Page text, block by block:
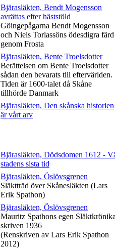
Bjärasläkten, Bendt Mogensson
avrättas efter häststöld
Göingepågarna Bendt Mogensson
och Niels Torlassöns ödesdigra färd
genom Frosta
Bjärasläkten, Bente Troelsdotter
Berättelsen om Bente Troelsdotter
sådan den bevarats till eftervärlden.
Tiden är 1600-talet då Skåne
tillhörde Danmark
Bjärasläkten, Den skånska historien
är vårt arv
Bjärasläkten, Dödsdomen 1612 -
stadens sista tid
Bjärasläkten, Öslövsgrenen
Släktträd över Skånesläkten (Lars
Erik Spathon)
Bjärasläkten, Öslövsgrenen
Mauritz Spathons egen
skriven 1936
(Renskriven av Lars Erik Spathon
2012)